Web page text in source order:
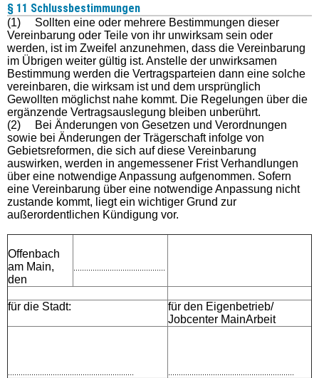
§ 11 Schlussbestimmungen
(1) Sollten eine oder mehrere Bestimmungen dieser
Vereinbarung oder Teile von ihr unwirksam sein oder
werden, ist im Zweifel anzunehmen, dass die Vereinbarung
im Übrigen weiter gültig ist. Anstelle der unwirksamen
Bestimmung werden die Vertragsparteien dann eine solche
vereinbaren, die wirksam ist und dem ursprünglich
Gewollten möglichst nahe kommt. Die Regelungen über die
ergänzende Vertragsauslegung bleiben unberührt.
(2) Bei Änderungen von Gesetzen und Verordnungen
sowie bei Änderungen der Trägerschaft infolge von
Gebietsreformen, die sich auf diese Vereinbarung
auswirken, werden in angemessener Frist Verhandlungen
über eine notwendige Anpassung aufgenommen. Sofern
eine Vereinbarung über eine notwendige Anpassung nicht
zustande kommt, liegt ein wichtiger Grund zur
außerordentlichen Kündigung vor.
Offenbach
am Main,
den
für die Stadt:
für den Eigenbetrieb/
Jobcenter MainArbeit